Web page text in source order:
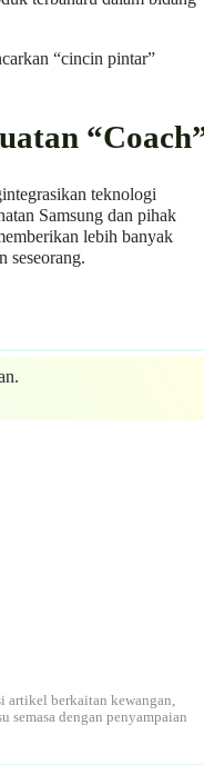
“cincin pintar”
teknologi
Samsung dan pihak
lebih banyak
seseorang.
artikel berkaitan kewangan,
semasa dengan penyampaian